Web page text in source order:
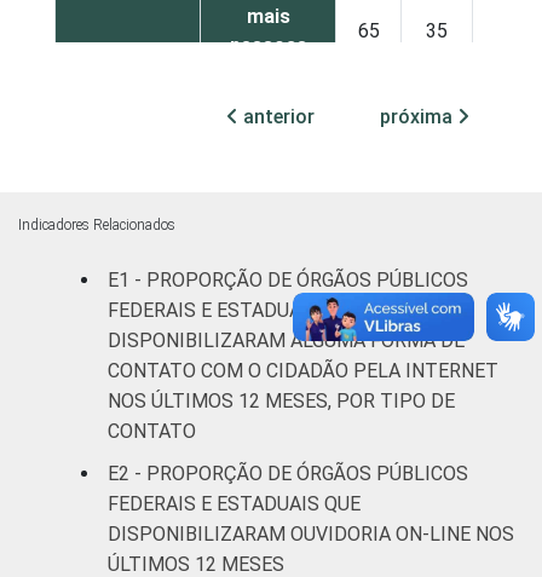
mais
pessoas
65 35
coletados entre outubro e dezembro de
Fonte: NIC.br - out/2013 a dez/2013
anterior próxima
Indicadores Relacionados
E1 - PROPORÇÃO DE ÓRGÃOS PÚBLICOS
FEDERAIS E ESTADUAIS, QUE
DISPONIBILIZARAM ALGUMA FORMA DE
CONTATO COM O CIDADÃO PELA INTERNET
NOS ÚLTIMOS 12 MESES, POR TIPO DE
CONTATO
E2 - PROPORÇÃO DE ÓRGÃOS PÚBLICOS
FEDERAIS E ESTADUAIS QUE
DISPONIBILIZARAM OUVIDORIA ON-LINE NOS
ÚLTIMOS 12 MESES